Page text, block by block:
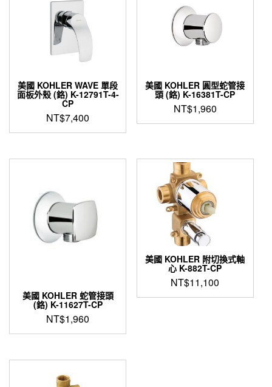
美國 KOHLER WAVE 單段
面板外殼 (鉻) K-12791T-4-
CP
NT$7,400
美國 KOHLER 圓型蛇管接
頭 (鉻) K-16381T-CP
NT$1,960
美國 KOHLER 蛇管接頭
(鉻) K-11627T-CP
NT$1,960
美國 KOHLER 附切換式軸
心 K-882T-CP
NT$11,100